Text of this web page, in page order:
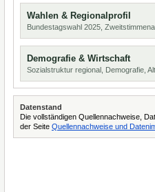
Wahlen & Regionalprofil
Bundestagswahl 2025,
Demografie & Wirtschaft
Sozialstruktur regional, Demografie,
Datenstand
Die vollständigen Quellennachweise,
der Seite Quellennachweise und